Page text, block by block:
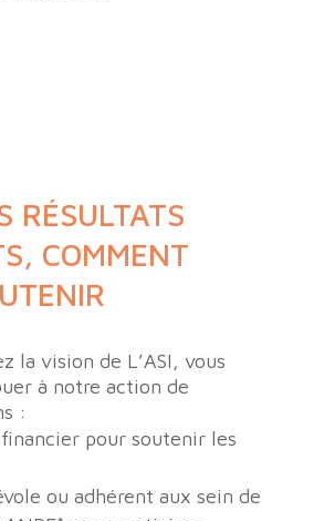
RÉSULTATS
COMMENT
la vision de L’ASI, vous
à notre action de
:
pour soutenir les
ou adhérent aux sein de